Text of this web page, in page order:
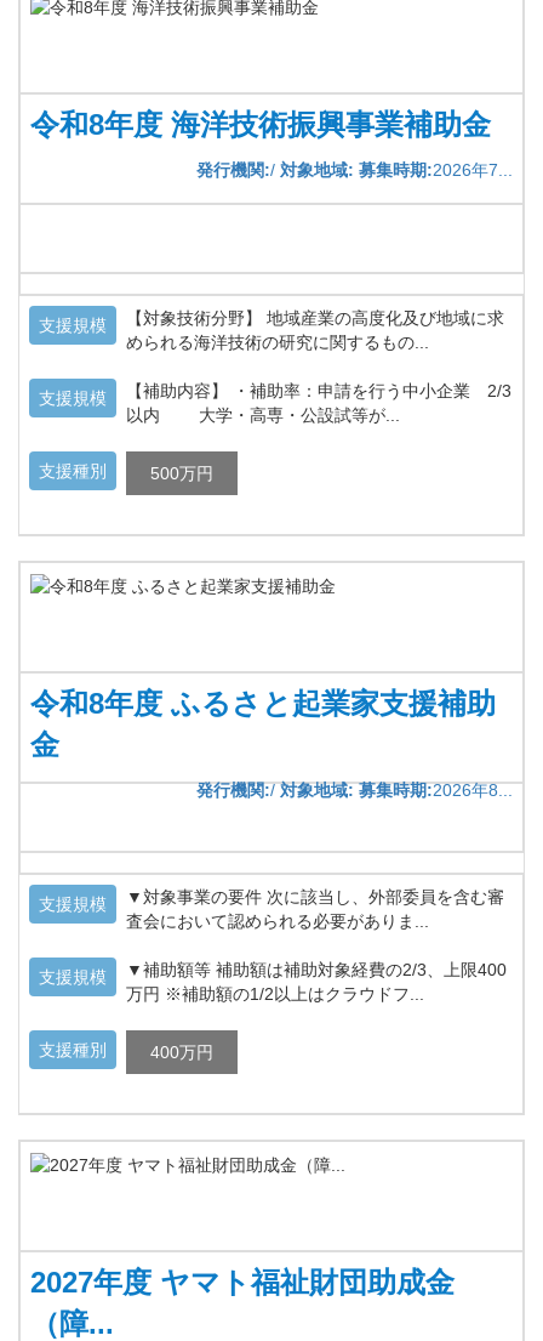
令和8年度 海洋技術振興事業補助金
発行機関:/ 対象地域: 募集時期:2026年7...
支援規模
【対象技術分野】 地域産業の高度化及び地域に求
められる海洋技術の研究に関するもの...
支援規模
【補助内容】 ・補助率：申請を行う中小企業 2/3
以内 大学・高専・公設試等が...
支援種別 500万円
令和8年度 ふるさと起業家支援補助
金
発行機関:/対象地域: 募集時期:2026年8...
支援規模
▼対象事業の要件 次に該当し、外部委員を含む審
査会において認められる必要がありま...
支援規模
▼補助額等 補助額は補助対象経費の2/3、上限400
万円 ※補助額の1/2以上はクラウドフ...
支援種別 400万円
2027年度 ヤマト福祉財団助成金
（障...